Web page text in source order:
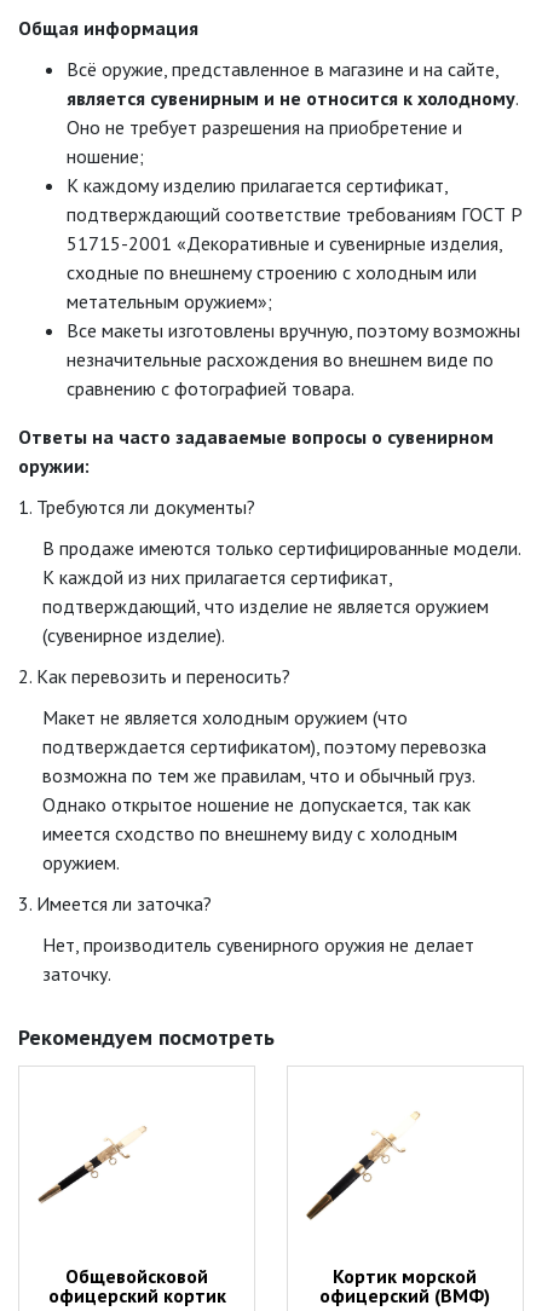
Общая информация
Всё оружие, представленное в магазине и на сайте,
является сувенирным и не относится к холодному.
Оно не требует разрешения на приобретение и
ношение;
К каждому изделию прилагается сертификат,
подтверждающий соответствие требованиям ГОСТ Р
51715-2001 «Декоративные и сувенирные изделия,
сходные по внешнему строению с холодным или
метательным оружием»;
Все макеты изготовлены вручную, поэтому возможны
незначительные расхождения во внешнем виде по
сравнению с фотографией товара.
Ответы на часто задаваемые вопросы о сувенирном
оружии:
1. Требуются ли документы?
В продаже имеются только сертифицированные модели.
К каждой из них прилагается сертификат,
подтверждающий, что изделие не является оружием
(сувенирное изделие).
2. Как перевозить и переносить?
Макет не является холодным оружием (что
подтверждается сертификатом), поэтому перевозка
возможна по тем же правилам, что и обычный груз.
Однако открытое ношение не допускается, так как
имеется сходство по внешнему виду с холодным
оружием.
3. Имеется ли заточка?
Нет, производитель сувенирного оружия не делает
заточку.
Рекомендуем посмотреть
Общевойсковой
офицерский кортик
Кортик морской
офицерский (ВМФ)